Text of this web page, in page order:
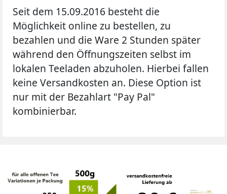
Seit dem 15.09.2016 besteht die
Möglichkeit online zu bestellen, zu
bezahlen und die Ware 2 Stunden später
während den Öffnungszeiten selbst im
lokalen Teeladen abzuholen. Hierbei fallen
keine Versandkosten an. Diese Option ist
nur mit der Bezahlart "Pay Pal"
kombinierbar.